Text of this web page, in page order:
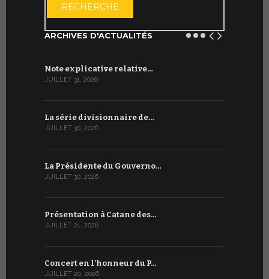
RECHERCHE
ARCHIVES D'ACTUALITÉS
Note explicative relative…
JUILLET 31, 2026
La série divisionnaire de…
JUILLET 30, 2026
La Présidente du Gouverno…
JUILLET 30, 2026
Présentation à Catane des…
JUILLET 21, 2026
Concert en l’honneur du P…
JUILLET 20, 2026